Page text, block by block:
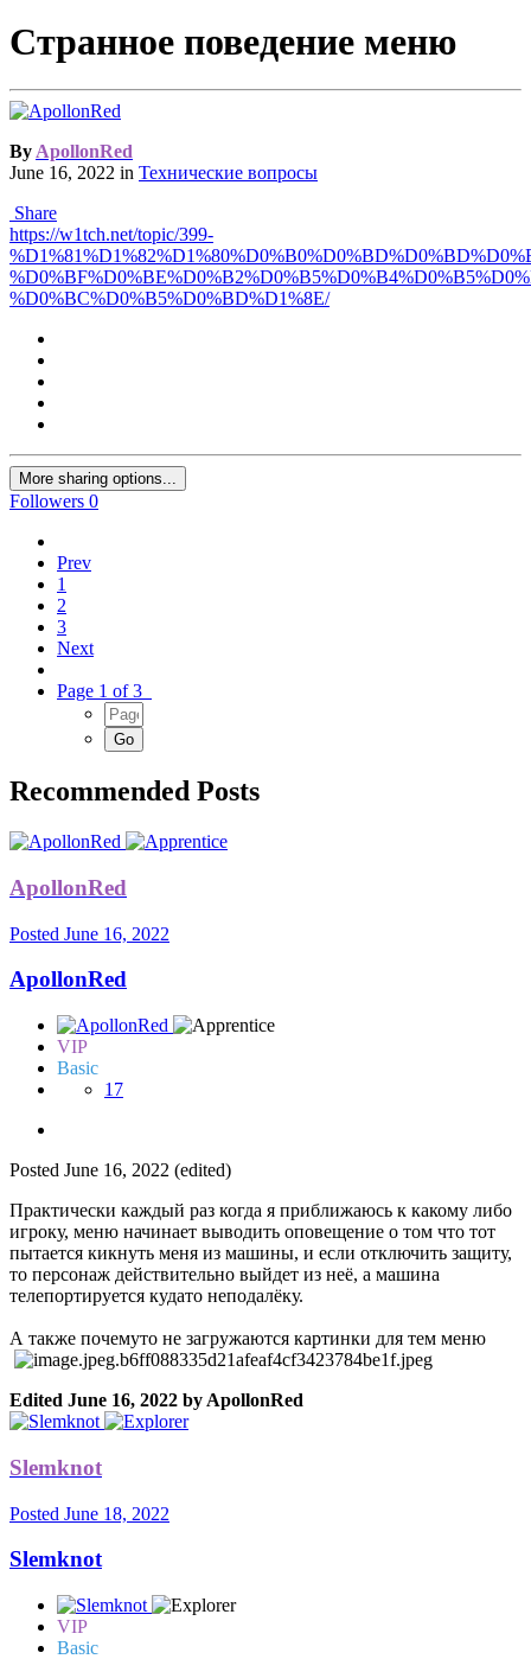
Странное поведение меню
ByApollonRed
June 16, 2022 in Технические вопросы
Share
https://w1tch.net/topic/399-
%D0%BC%D0%B5%D0%BD%D1%8E/
More sharing options...
Followers 0
Prev
1
2
3
Next
Page 1 of 3
Recommended Posts
ApollonRed
Posted June 16, 2022
ApollonRed
VIP
Basic
17
Posted June 16, 2022 (edited)
Практически каждый раз когда я приближаюсь к какому либо
игроку, меню начинает выводить оповещение о том что тот
пытается кикнуть меня из машины, и если отключить защиту,
то персонаж действительно выйдет из неё, а машина
телепортируется кудато неподалёку.
А также почемуто не загружаются картинки для тем меню
Edited June 16, 2022 by ApollonRed
Slemknot
Posted June 18, 2022
Slemknot
VIP
Basic